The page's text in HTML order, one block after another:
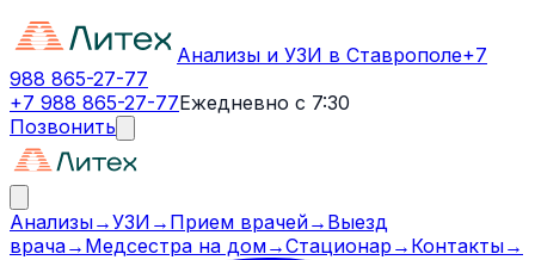
Анализы и УЗИ в Ставрополе+7
988 865-27-77
+7 988 865-27-77Ежедневно с 7:30
Позвонить
Анализы→УЗИ → Прием врачей→ Выезд
врача→ Медсестра на дом→Стационар → Контакты→